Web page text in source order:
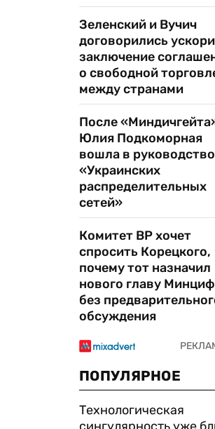
Зеленский и Вучич
договорились
заключение
о свободной
между странами
После
Юлия Подкоморная
вошла в руководство
«Украинских
распределительных
сетей»
Комитет ВР хочет
спросить Корецкого,
почему тот назначил
нового главу
без
обсуждения
ПОПУЛЯРНОЕ
Технологическая